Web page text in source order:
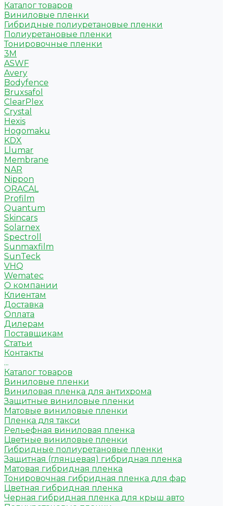
Каталог товаров
Виниловые пленки
Гибридные полиуретановые пленки
Полиуретановые пленки
Тонировочные пленки
3M
ASWF
Avery
Bodyfence
Bruxsafol
ClearPlex
Crystal
Hexis
Hogomaku
KDX
Llumar
Membrane
NAR
Nippon
ORACAL
Profilm
Quantum
Skincars
Solarnex
Spectroll
Sunmaxfilm
SunTeck
VHQ
Wematec
О компании
Клиентам
Доставка
Оплата
Дилерам
Поставщикам
Статьи
Контакты
...
Каталог товаров
Виниловые пленки
Виниловая пленка для антихрома
Защитные виниловые пленки
Матовые виниловые пленки
Пленка для такси
Рельефная виниловая пленка
Цветные виниловые пленки
Гибридные полиуретановые пленки
Защитная (глянцевая) гибридная пленка
Матовая гибридная пленка
Тонировочная гибридная пленка для фар
Цветная гибридная пленка
Черная гибридная пленка для крыш авто